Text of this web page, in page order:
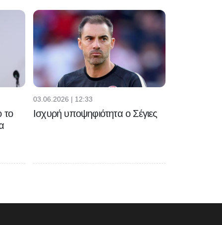
το
03.06.2026 | 12:33
Ισχυρή υποψηφιότητα ο Σέγιες